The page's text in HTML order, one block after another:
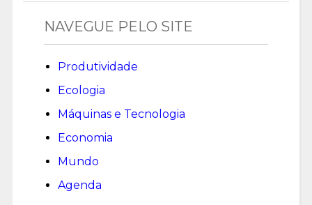
NAVEGUE PELO SITE
Produtividade
Ecologia
Máquinas e Tecnologia
Economia
Mundo
Agenda